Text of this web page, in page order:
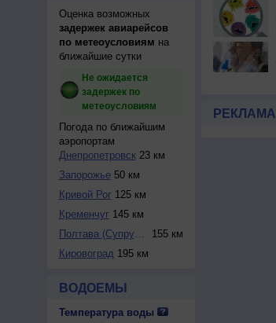
Оценка возможных
задержек авиарейсов
по метеоусловиям на
ближайшие сутки
Не ожидается
задержек по
метеоусловиям
Погода по ближайшим
аэропортам
Днепропетровск23 км
Запорожье50 км
Кривой Рог 125 км
Кременчуг 145 км
Полтава (Супрунов...
155 км
Кировоград 195 км
ВОДОЕМЫ
Температура воды
РЕКЛАМА